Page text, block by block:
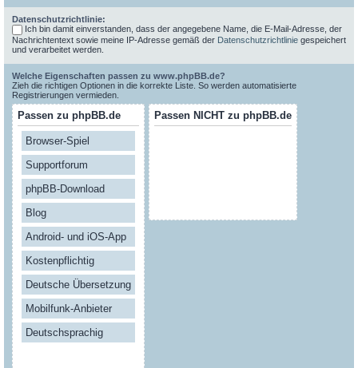
Datenschutzrichtlinie:
Ich bin damit einverstanden, dass der angegebene Name, die E-Mail-Adresse, der
Nachrichtentext sowie meine IP-Adresse gemäß der Datenschutzrichtlinie gespeichert
und verarbeitet werden.
Welche Eigenschaften passen zu www.phpBB.de?
Zieh die richtigen Optionen in die korrekte Liste. So werden automatisierte
Registrierungen vermieden.
Passen zu phpBB.de
Browser-Spiel
Supportforum
phpBB-Download
Blog
Android- und iOS-App
Kostenpflichtig
Deutsche Übersetzung
Mobilfunk-Anbieter
Deutschsprachig
Passen NICHT zu phpBB.de